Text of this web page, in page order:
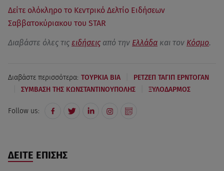
Δείτε ολόκληρο το Κεντρικό Δελτίο Ειδήσεων
Σαββατοκύριακου του STAR
Διαβάστε όλες τις ειδήσεις από την Ελλάδα και τον Κόσμο.
Διαβάστε περισσότερα: ΤΟΥΡΚΙΑ ΒΙΑ ΡΕΤΖΕΠ ΤΑΓΙΠ ΕΡΝΤΟΓΑΝ
ΣΥΜΒΑΣΗ ΤΗΣ ΚΩΝΣΤΑΝΤΙΝΟΥΠΟΛΗΣ ΞΥΛΟΔΑΡΜΟΣ
Follow us:
ΔΕΙΤΕ ΕΠΙΣΗΣ